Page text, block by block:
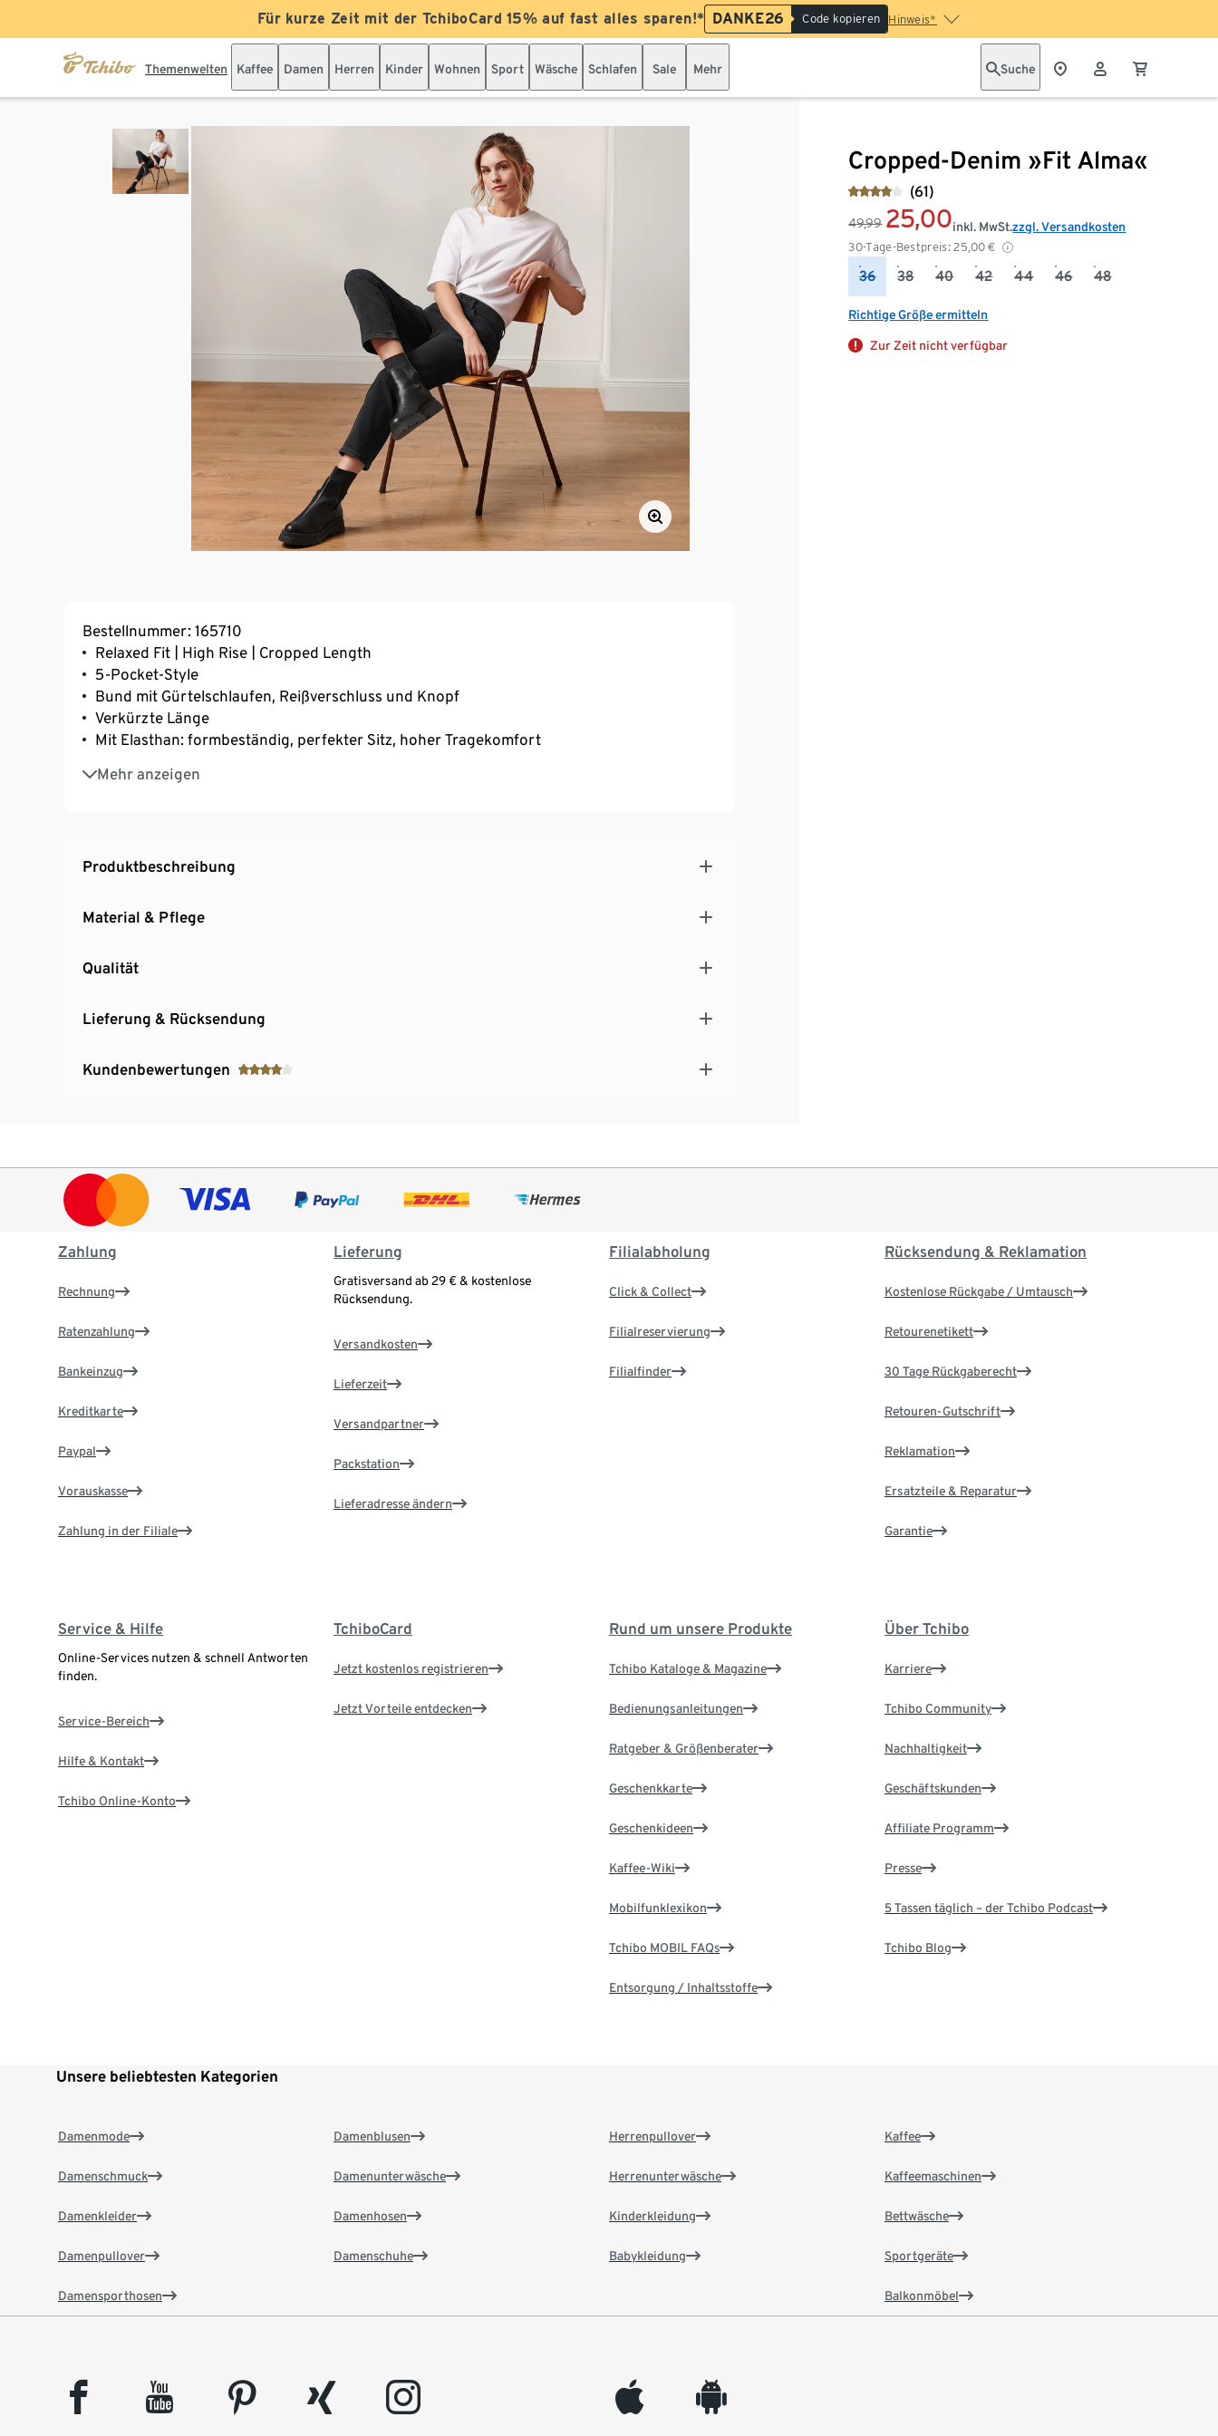
Für kurze Zeit mit der TchiboCard 15% auf fast alles sparen!* DANKE26 Code kopieren Hinweis*
Themenwelten Kaffee Damen Herren Kinder Wohnen Sport Wäsche Schlafen Sale Mehr Suche
Cropped-Denim »Fit Alma«
(61)
49,99 25,00
30-Tage-Bestpreis: 25,00 €
inkl. MwSt.zzgl. Versandkosten
36 38 40 42 44 46 48
Richtige Größe ermitteln
Zur Zeit nicht verfügbar
Bestellnummer: 165710
Relaxed Fit | High Rise | Cropped Length
5-Pocket-Style
Bund mit Gürtelschlaufen, Reißverschluss und Knopf
Verkürzte Länge
Mit Elasthan: formbeständig, perfekter Sitz, hoher Tragekomfort
Mehr anzeigen
Mit Baumwolle aus Baumwoll-Anbau
Produktbeschreibung
Material & Pflege
Qualität
Lieferung & Rücksendung
Kundenbewertungen
Zahlung
Rechnung
Ratenzahlung
Bankeinzug
Kreditkarte
Paypal
Vorauskasse
Zahlung in der Filiale
Lieferung
Gratisversand ab 29 € & kostenlose
Rücksendung.
Versandkosten
Lieferzeit
Versandpartner
Packstation
Lieferadresse ändern
Filialabholung
Click & Collect
Filialreservierung
Filialfinder
Rücksendung & Reklamation
Kostenlose Rückgabe / Umtausch
Retourenetikett
30 Tage Rückgaberecht
Retouren-Gutschrift
Reklamation
Ersatzteile & Reparatur
Garantie
Service & Hilfe
Online-Services nutzen & schnell Antworten
finden.
Service-Bereich
Hilfe & Kontakt
Tchibo Online-Konto
TchiboCard
Jetzt kostenlos registrieren
Jetzt Vorteile entdecken
Rund um unsere Produkte
Tchibo Kataloge & Magazine
Bedienungsanleitungen
Ratgeber & Größenberater
Geschenkkarte
Geschenkideen
Kaffee-Wiki
Mobilfunklexikon
Tchibo MOBIL FAQs
Entsorgung / Inhaltsstoffe
Über Tchibo
Karriere
Tchibo Community
Nachhaltigkeit
Geschäftskunden
Affiliate Programm
Presse
5 Tassen täglich – der Tchibo Podcast
Tchibo Blog
Unsere beliebtesten Kategorien
Damenmode
Damenschmuck
Damenkleider
Damenpullover
Damensporthosen
Damenblusen
Damenunterwäsche
Damenhosen
Damenschuhe
Herrenpullover
Herrenunterwäsche
Kinderkleidung
Babykleidung
Kaffee
Kaffeemaschinen
Bettwäsche
Sportgeräte
Balkonmöbel
facebook youtube pinterest xing instagram appleinc android